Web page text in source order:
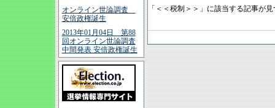
オンライン世論調査
安倍政権誕生
2013年01月04日 第88
回オンライン世論調査
中間発表 安倍政権誕生
「＜＜税制＞＞」に該当する記事が